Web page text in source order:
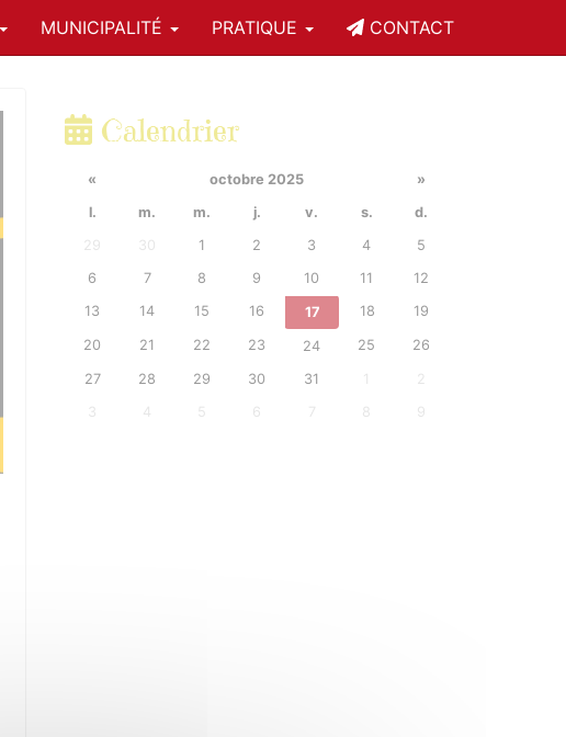
MUNICIPALITÉ PRATIQUE CONTACT
Calendrier
« octobre 2025
»
l.
m. m. j. v. s.
d.
29
30 1 2 3 4
5
6
7 8 9 10 11
12
13
14 15 16 17 18 19
20 21 22 23 24 25 26
27 28 29 30 31 1
2
3
4 5 6 7 8 9